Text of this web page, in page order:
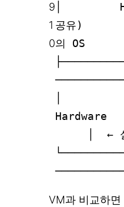
9
1
0
│ Host
공유)
의 OS
│ ← 실
VM과 비교하면